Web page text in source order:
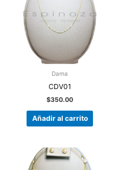
Dama
CDV01
$350.00
Añadir al carrito